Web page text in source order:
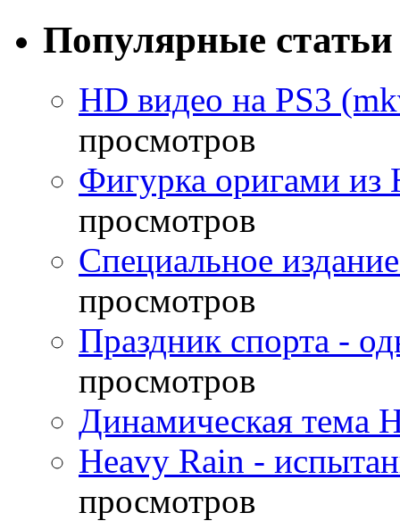
Популярные статьи
HD видео на PS3
просмотров
Фигурка оригами из
просмотров
Специальное
просмотров
Праздник спорта -
просмотров
Динамическая тема
Heavy Rain -
просмотров